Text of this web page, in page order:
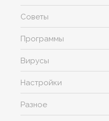
Советы
Программы
Вирусы
Настройки
Разное